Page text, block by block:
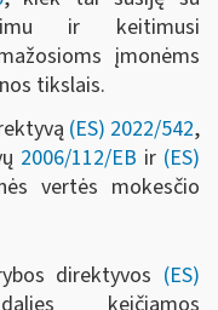
ir keitimusi
įmonėms
tikslais.
(ES) 2022/542,
2006/112/EB ir (ES)
vertės mokesčio
direktyvos (ES)